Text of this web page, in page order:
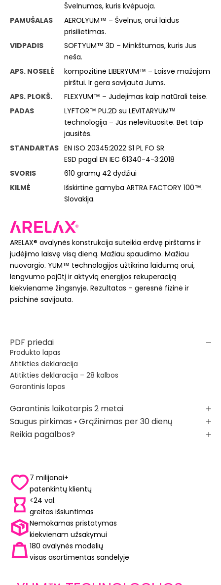
Švelnumas, kuris kvėpuoja.
PAMUŠALAS
AEROLYUM™ – Švelnus, orui laidus
prisilietimas.
VIDPADIS
SOFTYUM™ 3D – Minkštumas, kuris Jus
neša.
APS. NOSELĖ
kompozitinė LIBERYUM™ – Laisvė mažajam
pirštui. Ir gera savijauta Jums.
APS. PLOKŠ.
FLEXYUM™ – Judėjimas kaip natūrali teisė.
PADAS
LYFTOR™ PU.2D su LEVITARYUM™
technologija – Jūs nelevituosite. Bet taip
jausitės.
STANDARTAS EN ISO 20345:2022 S1 PL FO SR
ESD pagal EN IEC 61340-4-3:2018
SVORIS
610 gramų 42 dydžiui
KILMĖ
Išskirtinė gamyba ARTRA FACTORY 100™.
Slovakija.
ARELAX® avalynės konstrukcija suteikia erdvę pirštams ir
judėjimo laisvę visą dieną. Mažiau spaudimo. Mažiau
nuovargio. YUM™ technologijos užtikrina laidumą orui,
lengvumo pojūtį ir aktyvią energijos rekuperaciją
kiekviename žingsnyje. Rezultatas – geresnė fizinė ir
psichinė savijauta.
PDF priedai
Produkto lapas
Atitikties deklaracija
Atitikties deklaracija – 28 kalbos
Garantinis lapas
Garantinis laikotarpis 2 metai
Saugus pirkimas • Grąžinimas per 30 dienų
Reikia pagalbos?
7 milijonai+
patenkintų klientų
<24 val.
greitas išsiuntimas
Nemokamas pristatymas
kiekvienam užsakymui
180 avalynės modelių
visas asortimentas sandėlyje
YUM™ TECHNOLOGIJOS